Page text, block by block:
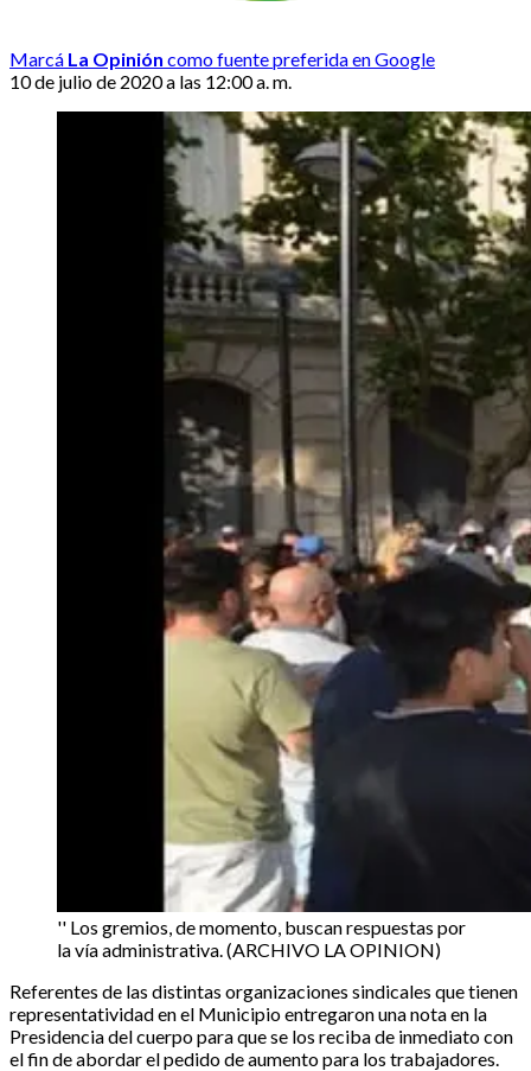
Marcá La Opinión como fuente preferida en Google
10 de julio de 2020 a las 12:00 a. m.
'' Los gremios, de momento, buscan respuestas por
la vía administrativa. (ARCHIVO LA OPINION)
Referentes de las distintas organizaciones sindicales que tienen
representatividad en el Municipio entregaron una nota en la
Presidencia del cuerpo para que se los reciba de inmediato con
el fin de abordar el pedido de aumento para los trabajadores.